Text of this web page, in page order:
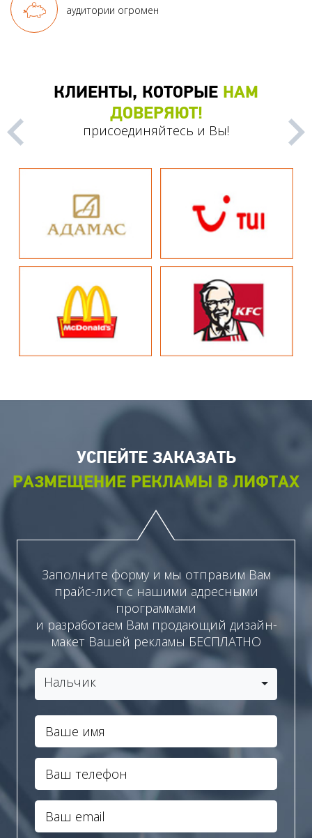
аудитории огромен
КЛИЕНТЫ, КОТОРЫЕ НАМ
ДОВЕРЯЮТ!
присоединяйтесь и Вы!
УСПЕЙТЕ ЗАКАЗАТЬ
РАЗМЕЩЕНИЕ РЕКЛАМЫ В ЛИФТАХ
Заполните форму и мы отправим Вам
прайс-лист с нашими адресными
программами
и разработаем Вам продающий дизайн-
макет Вашей рекламы БЕСПЛАТНО
Нальчик